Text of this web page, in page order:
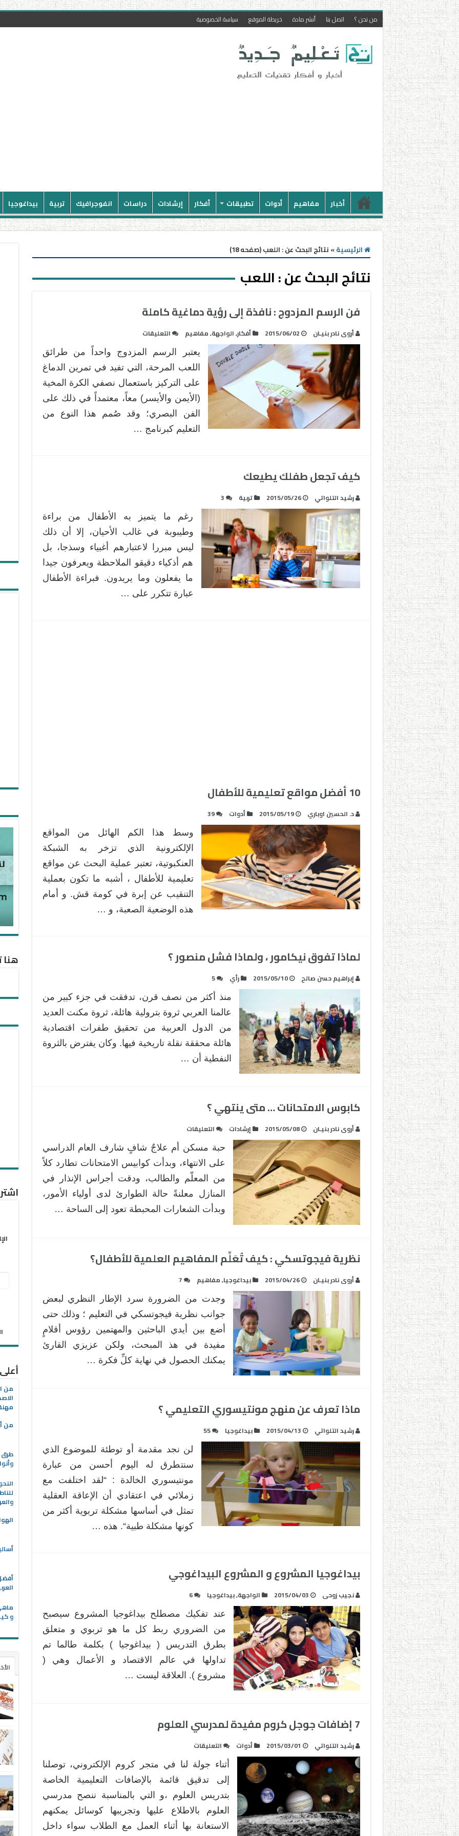
من نحن ؟ اتصل بنا أنشر مادة خريطة الموقع سياسة الخصوصية
أخبار مفاهيم أدوات تطبيقات أفكار إرشادات دراسات انفوجرافيك تربية بيداغوجيا
الرئيسية» نتائج البحث عن : اللعب (صفحه 18)
نتائج البحث عن :اللعب
فن الرسم المزدوج : نافذة إلى رؤية دماغية كاملة
أروى نادر بنيـان 2015/06/02 أفكار,الواجهة,مفاهيم التعليقات
الرسم
المزدوج
:
نافذة
إلى
رؤية
يعتبر الرسم المزدوج واحداً من طرائق
اللعب المرحة، التي تفيد في تمرين الدماغ
على التركيز باستعمال نصفي الكرة المخية
(الأيمن والأيسر) معاً، معتمداً في ذلك على
الفن البصري؛ وقد صُمم هذا النوع من
التعليم كبرنامج …
كيف تجعل طفلك يطيعك
رشيد التلواتي 2015/05/26 تربية 3
رغم ما يتميز به الأطفال من براءة
وطيبوبة في غالب الأحيان، إلا أن ذلك
ليس مبررا لاعتبارهم أغبياء وسذجا، بل
هم أذكياء دقيقو الملاحظة ويعرفون جيدا
ما يفعلون وما يريدون. فبراءة الأطفال
عبارة تتكرر على …
10 أفضل مواقع تعليمية للأطفال
د. الحسين اوباري 2015/05/19 أدوات 39
وسط هذا الكم الهائل من المواقع
الإلكترونية الذي تزخر به الشبكة
العنكبوتية، تعتبر عملية البحث عن مواقع
تعليمية للأطفال ، أشبه ما تكون بعملية
التنقيب عن إبرة في كومة قش. و أمام
هذه الوضعية الصعبة، و …
لماذا تفوق نيكامور ، ولماذا فشل منصور ؟
إبراهيم حسن صالح 2015/05/10 رأي 5
منذ أكثر من نصف قرن، تدفقت في جزء كبير من
عالمنا العربي ثروة بترولية هائلة، ثروة مكنت العديد
من الدول العربية من تحقيق طفرات اقتصادية
هائلة محققة نقلة تاريخية فيها. وكان يفترض بالثروة
النفطية أن …
كابوس الامتحانات … متى ينتهي ؟
أروى نادر بنيـان 2015/05/08 إرشادات التعليقات
كابوس
الامتحانات
…
متى
ينتهي
؟
مغلقة
حبة مسكن أم علاجٌ شافٍ شارف العام الدراسي
على الانتهاء، وبدأت كوابيس الامتحانات تطارد كلاً
من المعلّم والطالب، ودقت أجراس الإنذار في
المنازل معلنةً حالة الطوارئ لدى أولياء الأمور،
وبدأت الشعارات المحبطة تعود إلى الساحة …
نظرية فيجوتسكي : كيف تُعَلِّم المفاهيم العلمية للأطفال؟
أروى نادر بنيـان 2015/04/26 بيداغوجيا,مفاهيم 7
وجدت من الضرورة سرد الإطار النظري لبعض
جوانب نظرية فيجوتسكي في التعليم ؛ وذلك حتى
أضع بين أيدي الباحثين والمهتمين رؤوس أقلامٍ
مفيدة في هذ المبحث، ولكن عزيزي القارئ
يمكنك الحصول في نهاية كلِّ فكرة …
ماذا تعرف عن منهج مونتيسوري التعليمي ؟
رشيد التلواتي 2015/04/13 بيداغوجيا 55
لن نجد مقدمة أو توطئة للموضوع الذي
سنتطرق له اليوم أحسن من عبارة
مونتيسوري الخالدة : “لقد اختلفت مع
زملائي في اعتقادي أن الإعاقة العقلية
تمثل في أساسها مشكلة تربوية أكثر من
كونها مشكلة طبية“. هذه …
بيداغوجيا المشروع و المشروع البيداغوجي
نجيب زوحى 2015/04/03 الواجهة,بيداغوجيا 6
عند تفكيك مصطلح بيداغوجيا المشروع سيصبح
من الضروري ربط كل ما هو تربوي و متعلق
بطرق التدريس ( بيداغوجيا ) بكلمة طالما تم
تداولها في عالم الاقتصاد و الأعمال وهي (
مشروع ). العلاقة ليست …
7 إضافات جوجل كروم مفيدة لمدرسي العلوم
رشيد التلواتي 2015/03/01 أدوات التعليقات
إضافات
جوجل
كروم
مفيدة
لمدرسي
العلوم
أثناء جولة لنا في متجر كروم الإلكتروني، توصلنا
إلى تدقيق قائمة بالإضافات التعليمية الخاصة
بتدريس العلوم ،و التي بالمناسبة ننصح مدرسي
العلوم بالاطلاع عليها وتجريبها كوسائل يمكنهم
الاستعانة بها أثناء العمل مع الطلاب سواء داخل
هنا
من
من
طرق
و